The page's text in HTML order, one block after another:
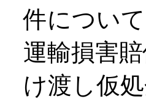
件につい
運輸損害
け渡し仮